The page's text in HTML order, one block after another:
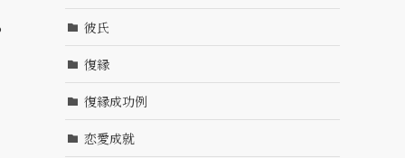
彼氏
復縁
復縁成功例
恋愛成就